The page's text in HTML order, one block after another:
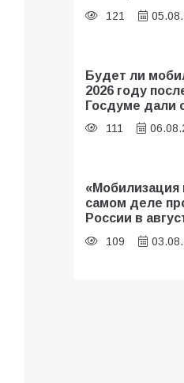
121
Будет ли
2026 году
Госдуме дали
111
«Мобилизация
самом деле
России в
109